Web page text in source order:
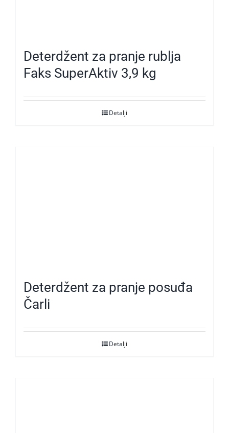
Deterdžent za pranje rublja
Faks SuperAktiv 3,9 kg
Detalji
Deterdžent za pranje posuđa
Čarli
Detalji